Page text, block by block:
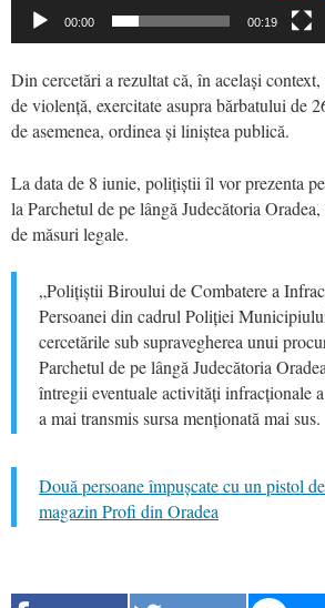
00:00 00:19
Din cercetări a rezultat că, în același
de violență, exercitate asupra bărbatului de
de asemenea, ordinea și liniștea publică.
La data de 8 iunie, polițiștii îl vor prezenta
la Parchetul de pe lângă Judecătoria
de măsuri legale.
„Polițiștii Biroului de Combatere a
Persoanei din cadrul Poliției
cercetările sub supravegherea unui
Parchetul de pe lângă Judecătoria
întregii eventuale activități infracționale
a mai transmis sursa menționată mai sus.
Două persoane împușcate cu un pistol
magazin Profi din Oradea